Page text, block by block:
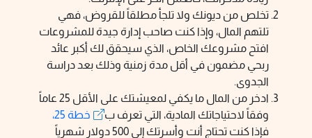
تخلص من ديونك ولا تلجأ مطلقاً للقروض، فهي
تلتهم المال، وإذا كنت صاحب إدارة جيدة للمشروعات
افتح مشروعك الخاص، الذي سيحقق لك أكبر عائد
ربحي مضمون في أقل مدة زمنية وذلك بعد دراسة
الجدوى.
ادخر من المال ما يكفي لمعيشتك على الأقل 25 عاماً
وفقاً لاحتياجاتك المادية، التي تعرف ب
خطة 25،
فإذا كنت تحتاج أنت وأسرتك إلى 500 دولار شهرياً